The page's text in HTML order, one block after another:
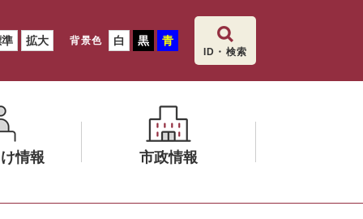
拡大 背景色 白 黒 青
ID・検索
情報 市政情報